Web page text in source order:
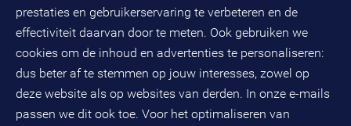
prestaties en gebruikerservaring te verbeteren en de
effectiviteit daarvan door te meten. Ook gebruiken we
cookies om de inhoud en advertenties te personaliseren:
dus beter af te stemmen op jouw interesses, zowel op
deze website als op websites van derden. In onze e-mails
passen we dit ook toe. Voor het optimaliseren van
3821 ALAmersfoort
Postbus 490
3800 AL Amersfoort
KvK-nummer: 32078667
BTW-nummer: NL808663598B01